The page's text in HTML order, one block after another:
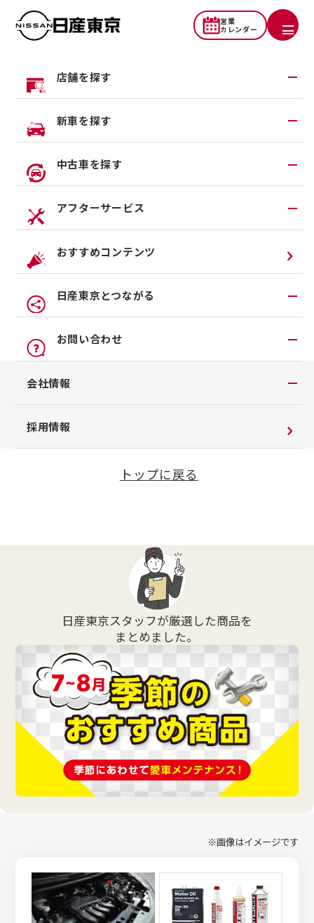
営業
カレンダー
店舗を探す
地域から探す
一覧から探す
店舗リニューアル情報
営業カレンダー
新車を探す
試乗車・展示車検索
福祉車両（ライフケアビークル）
カスタイマイズサービス
法人リースオンライン受付
オンライン相談予約
オンライン見積り
カタログ請求
日産カーライフ保険
イオンモール多摩平の森
中古車を探す
在庫車一覧
中古車ワイド保証
アフターサービス
アフターサービスTOP
メンテナンスネット予約
車検
車検立会い見積り
メンテプロパック
季節のおすすめ商品
車内空間の商品
モータースポーツ室
おすすめコンテンツ
日産東京とつながる
公式LINEアカウント
店舗ブログ
公式Youtubeアカウント
お問い合わせ
お問い合わせTOP
チャットサポート
会社情報
会社情報
企業理念
お客さまよりお預かりする大切な書類について
自動車引取業登録通知書
お客さま本位の業務運営方針（FD宣言）
金融商品販売の勧誘方針
価格協議に関する基本方針
日産ピーズフィールドクラフト
ルノーNT販売
採用情報
トップに戻る
メンテナンス商品
カーライフにプロ品質の安心を
日産東京にお任せください
私たちが目指すのは、クルマとともに進化するアフ
そして安心してお乗りいただくための多数のメンテ
日産東京スタッフが厳選した商品を
まとめました。
※画像はイメージです